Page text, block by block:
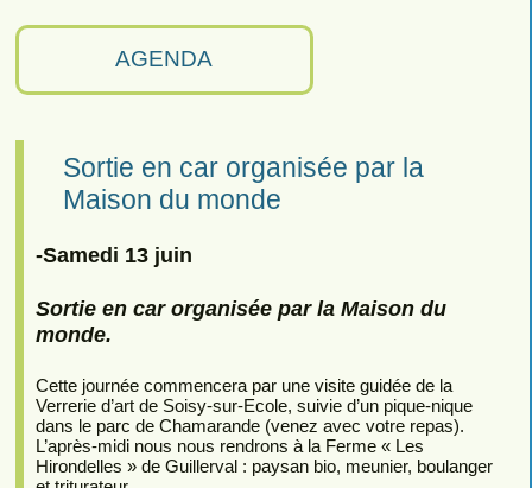
AGENDA
Sortie en car organisée par la
Maison du monde
-Samedi 13 juin
Sortie en car organisée par la Maison du
monde.
Cette journée commencera par une visite guidée de la
Verrerie d’art de Soisy-sur-Ecole, suivie d’un pique-nique
dans le parc de Chamarande (venez avec votre repas).
L’après-midi nous nous rendrons à la Ferme « Les
Hirondelles » de Guillerval : paysan bio, meunier, boulanger